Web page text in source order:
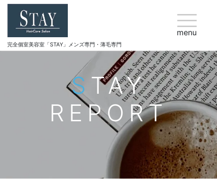
menu
完全個室美容室「STAY」メンズ専門・薄毛専門
STAY
REPORT